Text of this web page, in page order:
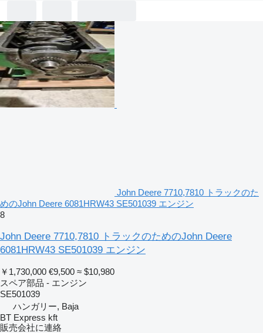
John Deere 7710,7810 トラックのた
めのJohn Deere 6081HRW43 SE501039 エンジン
8
John Deere 7710,7810 トラックのためのJohn Deere
6081HRW43 SE501039 エンジン
￥1,730,000 €9,500 ≈ $10,980
スペア部品 - エンジン
SE501039
ハンガリー, Baja
BT Express kft
販売会社に連絡